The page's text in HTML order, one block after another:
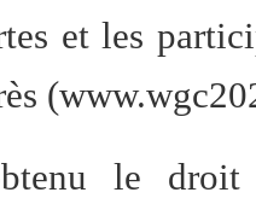
et les
le droit